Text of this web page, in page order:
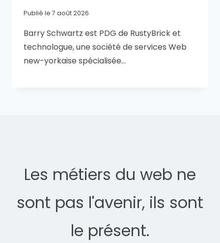
Publié le 7 août 2026
Barry Schwartz est PDG de RustyBrick et
technologue, une société de services Web
new-yorkaise spécialisée…
Les métiers du web ne
sont pas l'avenir, ils sont
le présent.